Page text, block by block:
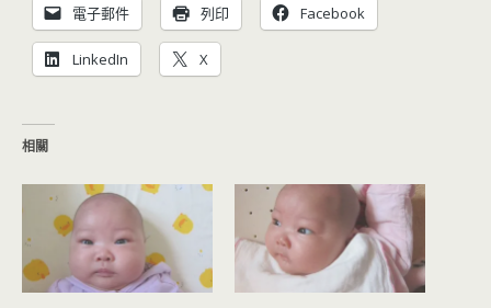
電子郵件 列印 Facebook
LinkedIn X
相關